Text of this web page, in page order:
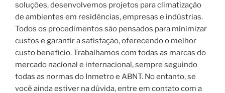
soluções, desenvolvemos projetos para climatização
de ambientes em residências, empresas e indústrias.
Todos os procedimentos são pensados para minimizar
custos e garantir a satisfação, oferecendo o melhor
custo benefício. Trabalhamos com todas as marcas do
mercado nacional e internacional, sempre seguindo
todas as normas do Inmetro e ABNT. No entanto, se
você ainda estiver na dúvida, entre em contato com a